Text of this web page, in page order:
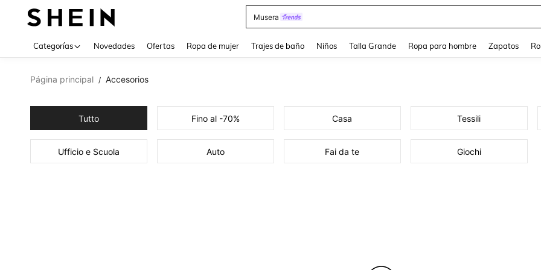
Musera
Categorías Novedades Ofertas Ropa de mujer Trajes de baño Niños Talla Grande Ropa para hombre Zapatos
Página principal / Accesorios
Tutto Fino al -70% Casa Tessili
Ufficio e Scuola Auto Fai da te Giochi